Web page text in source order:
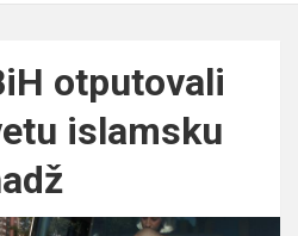
otputovali
islamsku